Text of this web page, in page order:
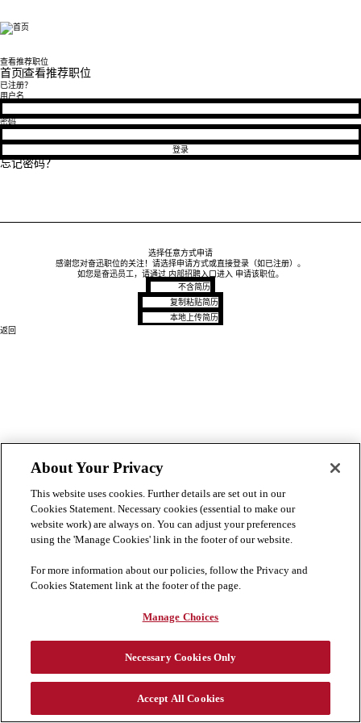
Fen Xun
查看推荐职位
首页 查看推荐职位
已注册？
Login
用户名
密码
登录
忘记密码？
选择任意方式申请
感谢您对奋迅职位的关注！请选择申请方式或直接登录（如已注册）。
如您是奋迅员工，请通过 内部招聘入口进入 申请该职位。
不含简历
稍后上传简历
复制粘贴简历
粘贴简历内容
本地上传简历
上传简历文件
返回
Cookie Preferences隐私与 Cookie 声明免责声明Cookie 列表
About Your Privacy
This website uses cookies. Further details are set out in our
Cookies Statement. Necessary cookies (essential to make our
website work) are always on. You can adjust your preferences
using the 'Manage Cookies' link in the footer of our website.
For more information about our policies, follow the Privacy and
Cookies Statement link at the footer of the page.
Manage Choices
Necessary Cookies Only
Accept All Cookies